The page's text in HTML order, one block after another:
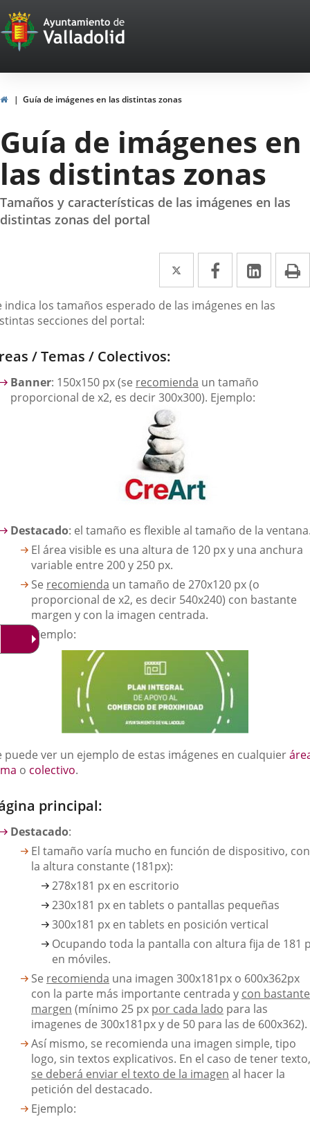
Portal
Web
del
Ayuntamiento
de
Valladolid
HomeGuía de imágenes en las distintas zonas
Guía de imágenes en
las distintas zonas
Tamaños y características de las imágenes en las
distintas zonas del portal
Twitter
Enlace
a
una
Facebook
Enlace
a
una
Enlace
a
una
indica los tamaños esperado de las imágenes en las
secciones del portal:
/ Temas / Colectivos:
Banner: 150x150 px (se recomienda un tamaño
proporcional de x2, es decir 300x300). Ejemplo:
Destacado: el tamaño es flexible al tamaño de la
El área visible es una altura de 120 px y una anchura
variable entre 200 y 250 px.
Se recomienda un tamaño de 270x120 px (o
proporcional de x2, es decir 540x240) con bastante
margen y con la imagen centrada.
Ejemplo:
puede ver un ejemplo de estas imágenes en cualquier
o colectivo.
principal:
Destacado:
El tamaño varía mucho en función de dispositivo, con
la altura constante (181px):
278x181 px en escritorio
230x181 px en tablets o pantallas pequeñas
300x181 px en tablets en posición vertical
Ocupando toda la pantalla con altura fija de 181
en móviles.
Se recomienda una imagen 300x181px o 600x362px
con la parte más importante centrada y con bastante
margen (mínimo 25 px por cada lado para las
imagenes de 300x181px y de 50 para las de 600x362).
Así mismo, se recomienda una imagen simple, tipo
logo, sin textos explicativos. En el caso de tener texto,
se deberá enviar el texto de la imagen al hacer la
petición del destacado.
Ejemplo: